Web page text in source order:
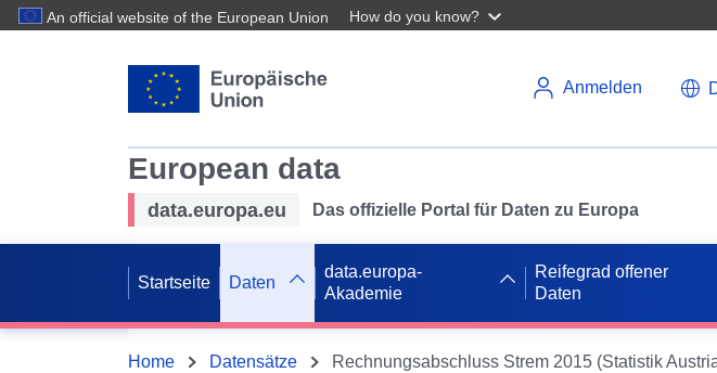
An official website of the European Union How do you know?
Anmelden
European data
data.europa.eu Das offizielle Portal für Daten zu Europa
Startseite Daten
data.europa-
Akademie
Reifegrad offener
Daten
Home Datensätze Rechnungsabschluss Strem 2015 (Statistik